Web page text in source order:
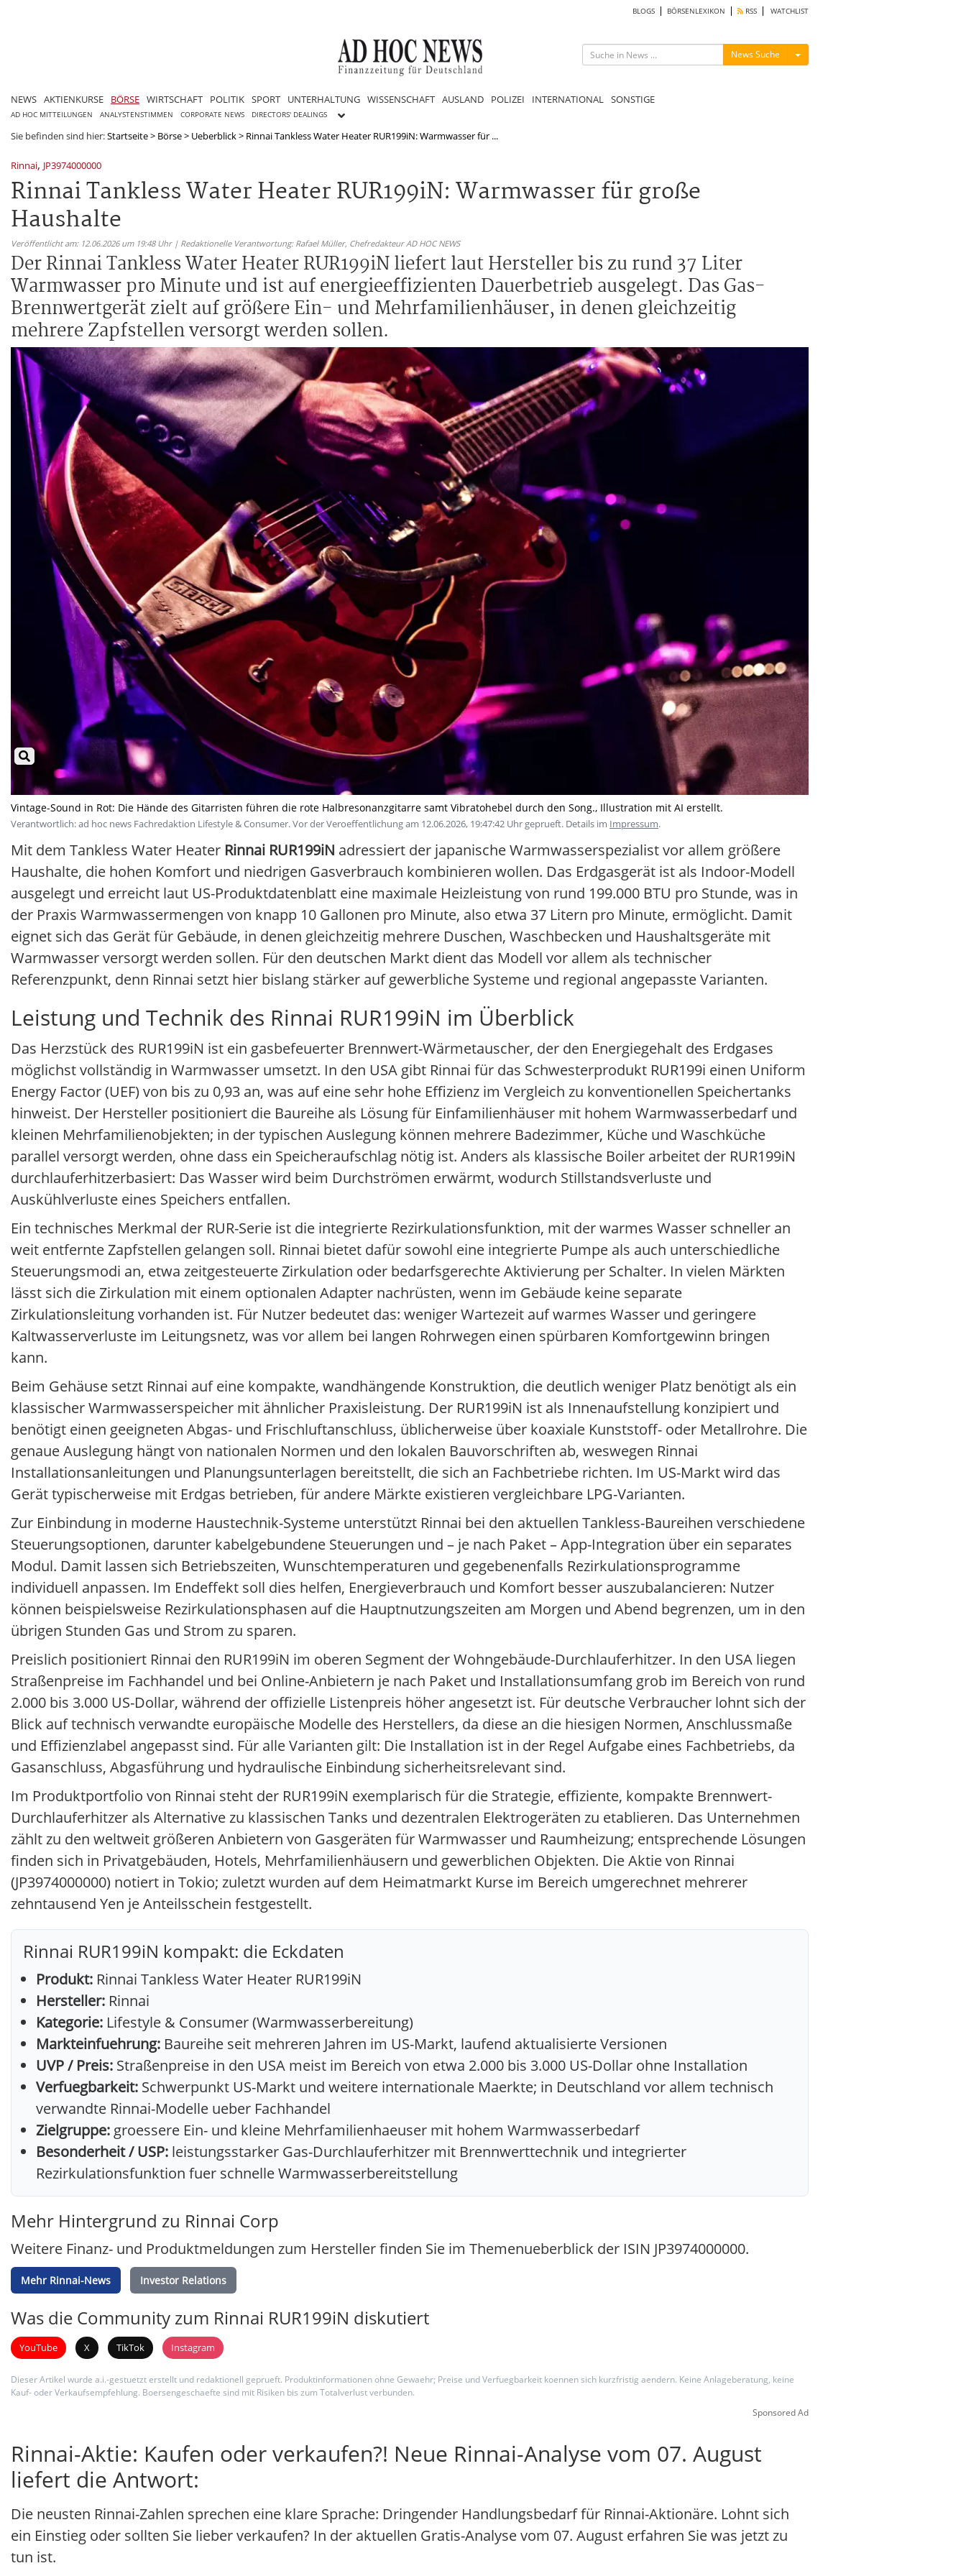
BLOGS BÖRSENLEXIKON RSS WATCHLIST
News Suche Menü ein-/ausblenden
NEWS AKTIENKURSE BÖRSE WIRTSCHAFT POLITIK SPORT UNTERHALTUNG WISSENSCHAFT AUSLAND POLIZEI INTERNATIONAL SONSTIGE
AD HOC MITTEILUNGEN ANALYSTENSTIMMEN CORPORATE NEWS DIRECTORS' DEALINGS
Sie befinden sind hier:Startseite> Börse> Ueberblick> Rinnai Tankless Water Heater RUR199iN: Warmwasser für ...
Rinnai, JP3974000000
Rinnai Tankless Water Heater RUR199iN: Warmwasser für große
Haushalte
Veröffentlicht am: 12.06.2026 um 19:48 Uhr | Redaktionelle Verantwortung: Rafael Müller, Chefredakteur AD HOC NEWS
Der Rinnai Tankless Water Heater RUR199iN liefert laut Hersteller bis zu rund 37 Liter
Warmwasser pro Minute und ist auf energieeffizienten Dauerbetrieb ausgelegt. Das Gas-
Brennwertgerät zielt auf größere Ein- und Mehrfamilienhäuser, in denen gleichzeitig
mehrere Zapfstellen versorgt werden sollen.
Vintage-Sound in Rot: Die Hände des Gitarristen führen die rote Halbresonanzgitarre samt Vibratohebel durch den Song., Illustration mit AI erstellt.
Verantwortlich: ad hoc news Fachredaktion Lifestyle & Consumer. Vor der Veroeffentlichung am 12.06.2026, 19:47:42 Uhr geprueft. Details im Impressum.
Mit dem Tankless Water Heater Rinnai RUR199iN adressiert der japanische Warmwasserspezialist vor allem größere
Haushalte, die hohen Komfort und niedrigen Gasverbrauch kombinieren wollen. Das Erdgasgerät ist als Indoor-Modell
ausgelegt und erreicht laut US-Produktdatenblatt eine maximale Heizleistung von rund 199.000 BTU pro Stunde, was in
der Praxis Warmwassermengen von knapp 10 Gallonen pro Minute, also etwa 37 Litern pro Minute, ermöglicht. Damit
eignet sich das Gerät für Gebäude, in denen gleichzeitig mehrere Duschen, Waschbecken und Haushaltsgeräte mit
Warmwasser versorgt werden sollen. Für den deutschen Markt dient das Modell vor allem als technischer
Referenzpunkt, denn Rinnai setzt hier bislang stärker auf gewerbliche Systeme und regional angepasste Varianten.
Leistung und Technik des Rinnai RUR199iN im Überblick
Das Herzstück des RUR199iN ist ein gasbefeuerter Brennwert-Wärmetauscher, der den Energiegehalt des Erdgases
möglichst vollständig in Warmwasser umsetzt. In den USA gibt Rinnai für das Schwesterprodukt RUR199i einen Uniform
Energy Factor (UEF) von bis zu 0,93 an, was auf eine sehr hohe Effizienz im Vergleich zu konventionellen Speichertanks
hinweist. Der Hersteller positioniert die Baureihe als Lösung für Einfamilienhäuser mit hohem Warmwasserbedarf und
kleinen Mehrfamilienobjekten; in der typischen Auslegung können mehrere Badezimmer, Küche und Waschküche
parallel versorgt werden, ohne dass ein Speicheraufschlag nötig ist. Anders als klassische Boiler arbeitet der RUR199iN
durchlauferhitzerbasiert: Das Wasser wird beim Durchströmen erwärmt, wodurch Stillstandsverluste und
Auskühlverluste eines Speichers entfallen.
Ein technisches Merkmal der RUR-Serie ist die integrierte Rezirkulationsfunktion, mit der warmes Wasser schneller an
weit entfernte Zapfstellen gelangen soll. Rinnai bietet dafür sowohl eine integrierte Pumpe als auch unterschiedliche
Steuerungsmodi an, etwa zeitgesteuerte Zirkulation oder bedarfsgerechte Aktivierung per Schalter. In vielen Märkten
lässt sich die Zirkulation mit einem optionalen Adapter nachrüsten, wenn im Gebäude keine separate
Zirkulationsleitung vorhanden ist. Für Nutzer bedeutet das: weniger Wartezeit auf warmes Wasser und geringere
Kaltwasserverluste im Leitungsnetz, was vor allem bei langen Rohrwegen einen spürbaren Komfortgewinn bringen
kann.
Beim Gehäuse setzt Rinnai auf eine kompakte, wandhängende Konstruktion, die deutlich weniger Platz benötigt als ein
klassischer Warmwasserspeicher mit ähnlicher Praxisleistung. Der RUR199iN ist als Innenaufstellung konzipiert und
benötigt einen geeigneten Abgas- und Frischluftanschluss, üblicherweise über koaxiale Kunststoff- oder Metallrohre. Die
genaue Auslegung hängt von nationalen Normen und den lokalen Bauvorschriften ab, weswegen Rinnai
Installationsanleitungen und Planungsunterlagen bereitstellt, die sich an Fachbetriebe richten. Im US-Markt wird das
Gerät typischerweise mit Erdgas betrieben, für andere Märkte existieren vergleichbare LPG-Varianten.
Zur Einbindung in moderne Haustechnik-Systeme unterstützt Rinnai bei den aktuellen Tankless-Baureihen verschiedene
Steuerungsoptionen, darunter kabelgebundene Steuerungen und – je nach Paket – App-Integration über ein separates
Modul. Damit lassen sich Betriebszeiten, Wunschtemperaturen und gegebenenfalls Rezirkulationsprogramme
individuell anpassen. Im Endeffekt soll dies helfen, Energieverbrauch und Komfort besser auszubalancieren: Nutzer
können beispielsweise Rezirkulationsphasen auf die Hauptnutzungszeiten am Morgen und Abend begrenzen, um in den
übrigen Stunden Gas und Strom zu sparen.
Preislich positioniert Rinnai den RUR199iN im oberen Segment der Wohngebäude-Durchlauferhitzer. In den USA liegen
Straßenpreise im Fachhandel und bei Online-Anbietern je nach Paket und Installationsumfang grob im Bereich von rund
2.000 bis 3.000 US-Dollar, während der offizielle Listenpreis höher angesetzt ist. Für deutsche Verbraucher lohnt sich der
Blick auf technisch verwandte europäische Modelle des Herstellers, da diese an die hiesigen Normen, Anschlussmaße
und Effizienzlabel angepasst sind. Für alle Varianten gilt: Die Installation ist in der Regel Aufgabe eines Fachbetriebs, da
Gasanschluss, Abgasführung und hydraulische Einbindung sicherheitsrelevant sind.
Im Produktportfolio von Rinnai steht der RUR199iN exemplarisch für die Strategie, effiziente, kompakte Brennwert-
Durchlauferhitzer als Alternative zu klassischen Tanks und dezentralen Elektrogeräten zu etablieren. Das Unternehmen
zählt zu den weltweit größeren Anbietern von Gasgeräten für Warmwasser und Raumheizung; entsprechende Lösungen
finden sich in Privatgebäuden, Hotels, Mehrfamilienhäusern und gewerblichen Objekten. Die Aktie von Rinnai
(JP3974000000) notiert in Tokio; zuletzt wurden auf dem Heimatmarkt Kurse im Bereich umgerechnet mehrerer
zehntausend Yen je Anteilsschein festgestellt.
Rinnai RUR199iN kompakt: die Eckdaten
Produkt: Rinnai Tankless Water Heater RUR199iN
Hersteller: Rinnai
Kategorie: Lifestyle & Consumer (Warmwasserbereitung)
Markteinfuehrung: Baureihe seit mehreren Jahren im US-Markt, laufend aktualisierte Versionen
UVP / Preis: Straßenpreise in den USA meist im Bereich von etwa 2.000 bis 3.000 US-Dollar ohne Installation
Verfuegbarkeit: Schwerpunkt US-Markt und weitere internationale Maerkte; in Deutschland vor allem technisch
verwandte Rinnai-Modelle ueber Fachhandel
Zielgruppe:groessere Ein- und kleine Mehrfamilienhaeuser mit hohem Warmwasserbedarf
Besonderheit / USP: leistungsstarker Gas-Durchlauferhitzer mit Brennwerttechnik und integrierter
Rezirkulationsfunktion fuer schnelle Warmwasserbereitstellung
Mehr Hintergrund zu Rinnai Corp
Weitere Finanz- und Produktmeldungen zum Hersteller finden Sie im Themenueberblick der ISIN JP3974000000.
Mehr Rinnai-News Investor Relations
Was die Community zum Rinnai RUR199iN diskutiert
YouTube X TikTok Instagram
Dieser Artikel wurde a.i.-gestuetzt erstellt und redaktionell geprueft. Produktinformationen ohne Gewaehr; Preise und Verfuegbarkeit koennen sich kurzfristig aendern. Keine Anlageberatung, keine
Kauf- oder Verkaufsempfehlung. Boersengeschaefte sind mit Risiken bis zum Totalverlust verbunden.
Sponsored Ad
Rinnai-Aktie: Kaufen oder verkaufen?! Neue Rinnai-Analyse vom 07. August
liefert die Antwort:
Die neusten Rinnai-Zahlen sprechen eine klare Sprache: Dringender Handlungsbedarf für Rinnai-Aktionäre. Lohnt sich
ein Einstieg oder sollten Sie lieber verkaufen? In der aktuellen Gratis-Analyse vom 07. August erfahren Sie was jetzt zu
tun ist.